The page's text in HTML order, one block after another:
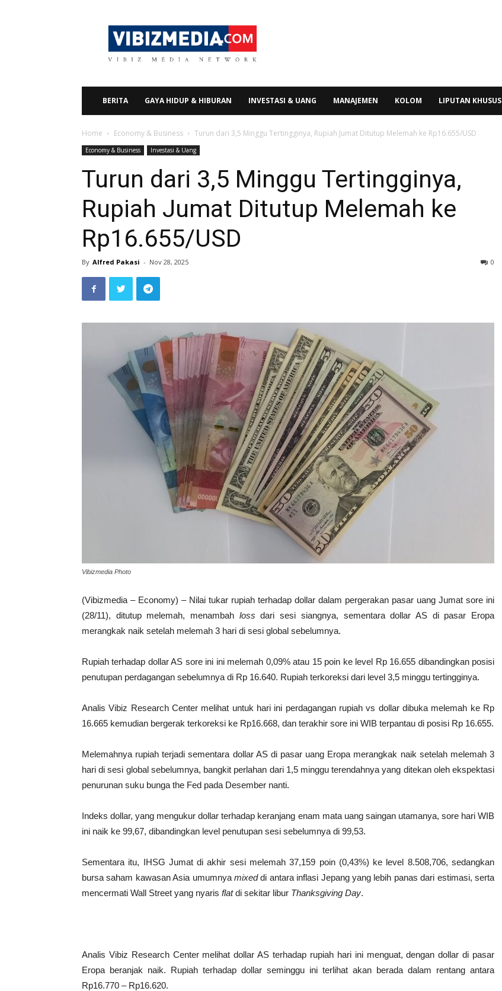
Vibizmedia.com
BERITA GAYA HIDUP & HIBURAN INVESTASI & UANG MANAJEMEN KOLOM LIPUTAN KHUSUS
Home Economy & Business Turun dari 3,5 Minggu Tertingginya, Rupiah Jumat Ditutup Melemah ke Rp16.655/USD
Economy & Business Investasi & Uang
Turun dari 3,5 Minggu Tertingginya,
Rupiah Jumat Ditutup Melemah ke
Rp16.655/USD
By Alfred Pakasi - Nov 28, 2025 0
Vibizmedia Photo
(Vibizmedia – Economy) – Nilai tukar rupiah terhadap dollar dalam pergerakan pasar uang Jumat sore ini
(28/11), ditutup melemah, menambah loss dari sesi siangnya, sementara dollar AS di pasar Eropa
merangkak naik setelah melemah 3 hari di sesi global sebelumnya.
Rupiah terhadap dollar AS sore ini ini melemah 0,09% atau 15 poin ke level Rp 16.655 dibandingkan posisi
penutupan perdagangan sebelumnya di Rp 16.640. Rupiah terkoreksi dari level 3,5 minggu tertingginya.
Analis Vibiz Research Center melihat untuk hari ini perdagangan rupiah vs dollar dibuka melemah ke Rp
16.665 kemudian bergerak terkoreksi ke Rp16.668, dan terakhir sore ini WIB terpantau di posisi Rp 16.655.
Melemahnya rupiah terjadi sementara dollar AS di pasar uang Eropa merangkak naik setelah melemah 3
hari di sesi global sebelumnya, bangkit perlahan dari 1,5 minggu terendahnya yang ditekan oleh ekspektasi
penurunan suku bunga the Fed pada Desember nanti.
Indeks dollar, yang mengukur dollar terhadap keranjang enam mata uang saingan utamanya, sore hari WIB
ini naik ke 99,67, dibandingkan level penutupan sesi sebelumnya di 99,53.
Sementara itu, IHSG Jumat di akhir sesi melemah 37,159 poin (0,43%) ke level 8.508,706, sedangkan
bursa saham kawasan Asia umumnya mixeddi antara inflasi Jepang yang lebih panas dari estimasi, serta
mencermati Wall Street yang nyaris flatdi sekitar libur Thanksgiving Day.
Analis Vibiz Research Center melihat dollar AS terhadap rupiah hari ini menguat, dengan dollar di pasar
Eropa beranjak naik. Rupiah terhadap dollar seminggu ini terlihat akan berada dalam rentang antara
Rp16.770 – Rp16.620.